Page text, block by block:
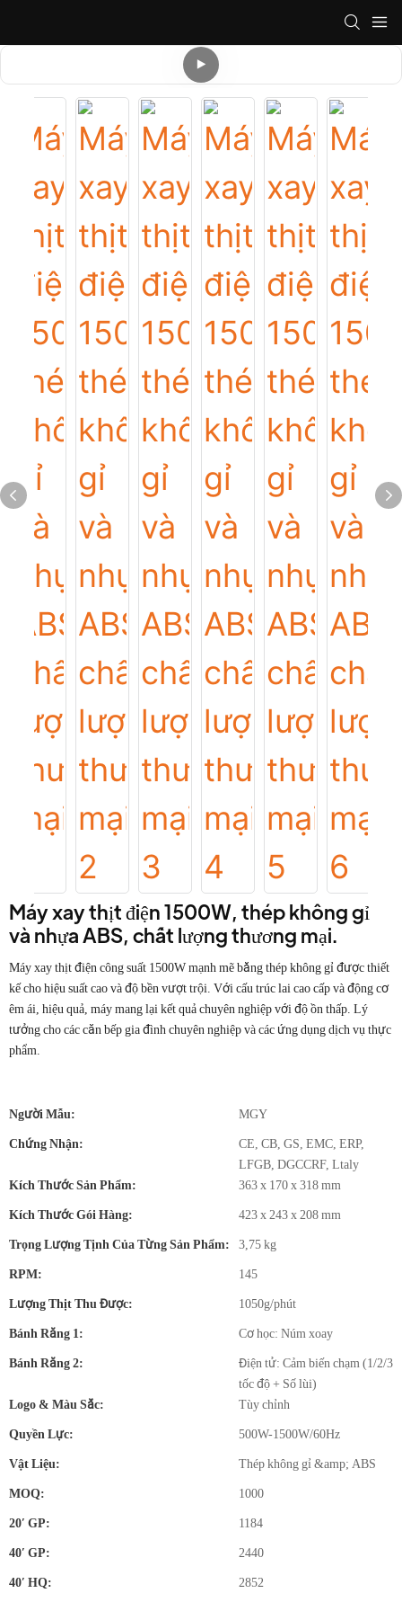
Máy xay thịt điện 1500W, thép không gỉ
và nhựa ABS, chất lượng thương mại.
Máy xay thịt điện công suất 1500W mạnh mẽ bằng thép không gỉ được thiết
kế cho hiệu suất cao và độ bền vượt trội. Với cấu trúc lai cao cấp và động cơ
êm ái, hiệu quả, máy mang lại kết quả chuyên nghiệp với độ ồn thấp. Lý
tưởng cho các căn bếp gia đình chuyên nghiệp và các ứng dụng dịch vụ thực
phẩm.
Người Mẫu: MGY
Chứng Nhận:
CE, CB, GS, EMC, ERP,
LFGB, DGCCRF, Ltaly
Kích Thước Sản Phẩm:
363 x 170 x 318 mm
Kích Thước Gói Hàng: 423 x 243 x 208 mm
Trọng Lượng Tịnh Của Từng Sản Phẩm: 3,75 kg
RPM: 145
Lượng Thịt Thu Được: 1050g/phút
Bánh Răng 1: Cơ học: Núm xoay
Bánh Răng 2:
Điện tử: Cảm biến chạm (1/2/3
tốc độ + Số lùi)
Logo & Màu Sắc:
Tùy chỉnh
Quyền Lực: 500W-1500W/60Hz
Vật Liệu: Thép không gỉ &amp; ABS
MOQ: 1000
20′ GP: 1184
40′ GP: 2440
40′ HQ: 2852